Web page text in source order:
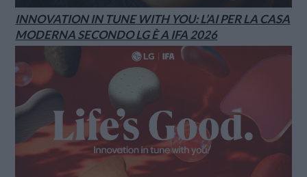
INNOVATION IN TUNE WITH YOU: L’AI PER LA CASA
MODERNA SECONDO LG È A IFA 2026